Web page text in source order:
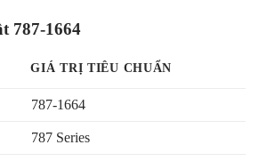
787-1664
GIÁ TRỊ TIÊU CHUẨN
787-1664
787 Series